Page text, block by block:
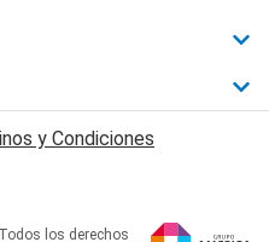
y Condiciones
los derechos